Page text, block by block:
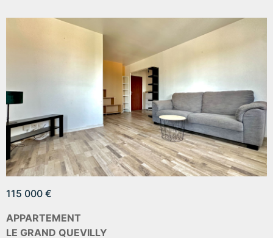
115 000 €
APPARTEMENT
LE GRAND QUEVILLY